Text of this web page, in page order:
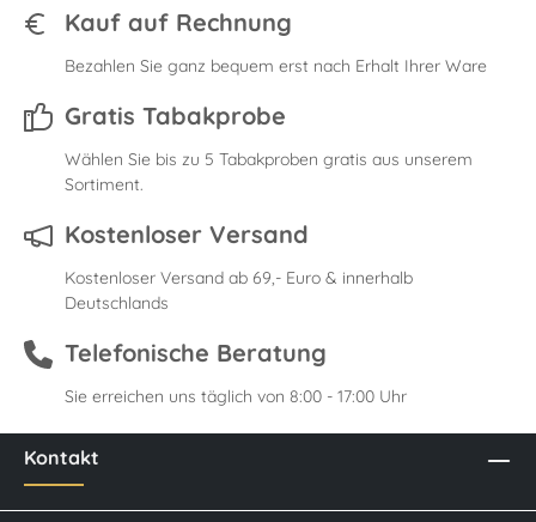
Kauf auf Rechnung
Bezahlen Sie ganz bequem erst nach Erhalt Ihrer Ware
Gratis Tabakprobe
Wählen Sie bis zu 5 Tabakproben gratis aus unserem
Sortiment.
Kostenloser Versand
Kostenloser Versand ab 69,- Euro & innerhalb
Deutschlands
Telefonische Beratung
Sie erreichen uns täglich von 8:00 - 17:00 Uhr
Kontakt